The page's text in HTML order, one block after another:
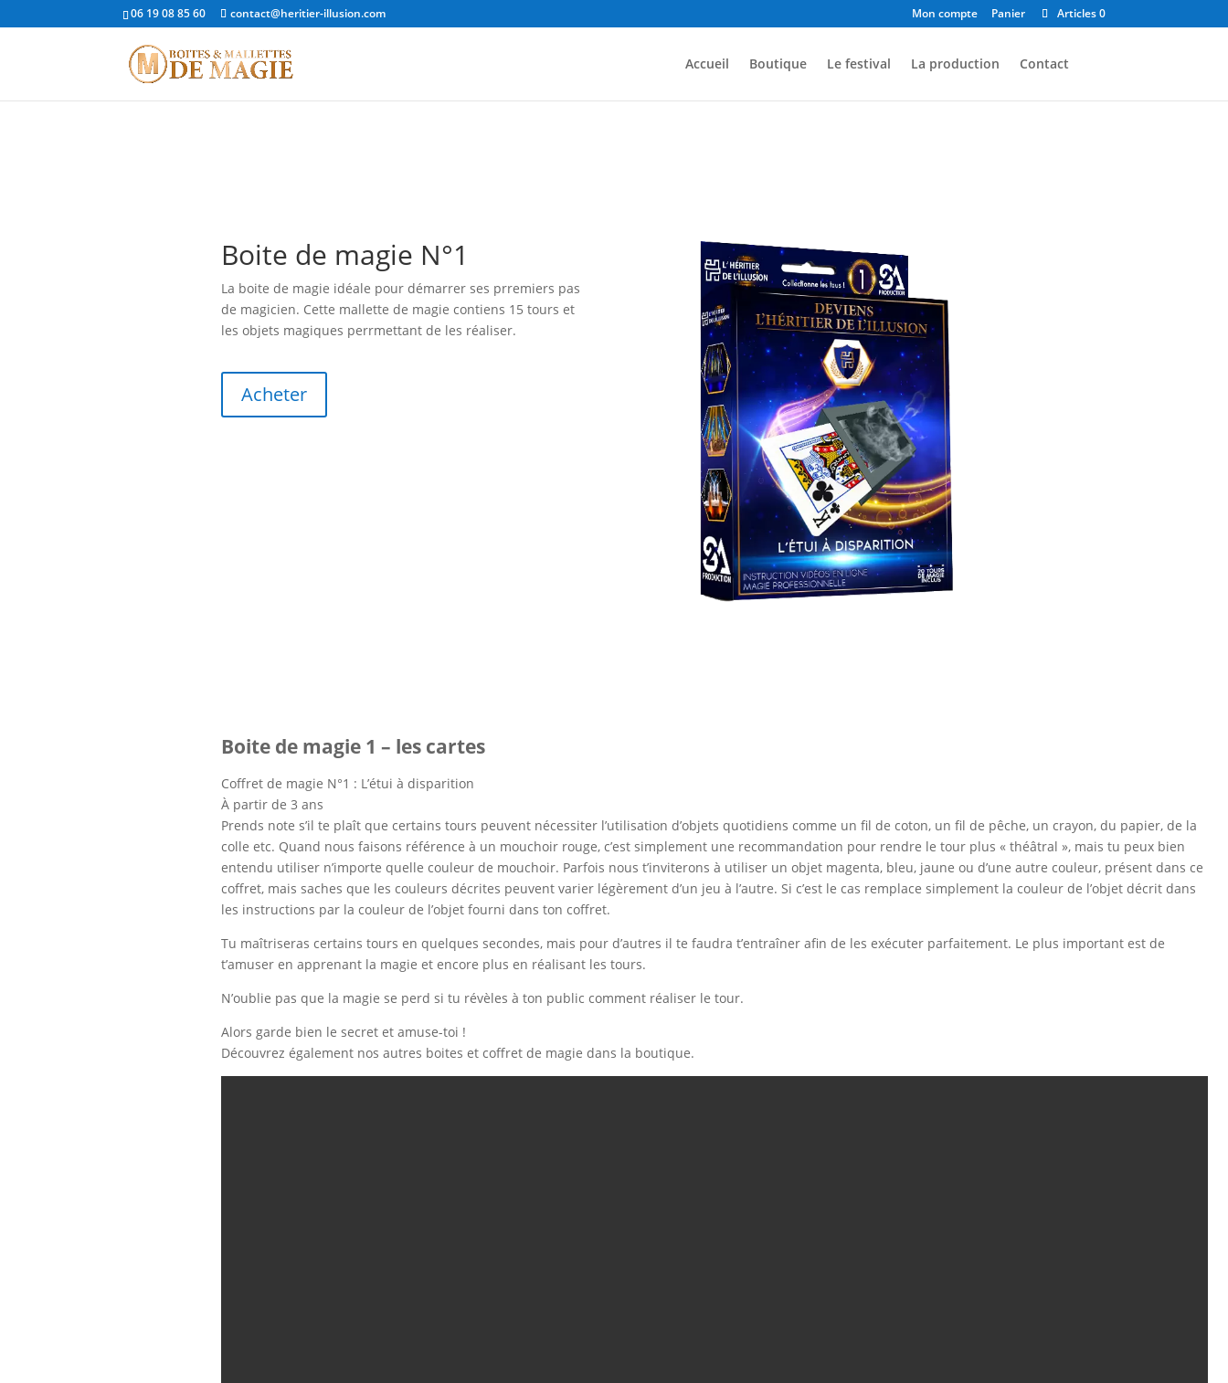
06 19 08 85 60 contact@heritier-illusion.com Mon compte Panier Articles 0
Accueil Boutique Le festival La production Contact
Boite de magie N°1
La boite de magie idéale pour démarrer ses prremiers pas
de magicien. Cette mallette de magie contiens 15 tours et
les objets magiques perrmettant de les réaliser.
Acheter
Boite de magie 1 – les cartes
Coffret de magie N°1 : L’étui à disparition
À partir de 3 ans
Prends note s’il te plaît que certains tours peuvent nécessiter l’utilisation d’objets quotidiens comme un fil de coton, un fil de pêche, un crayon, du papier, de la
colle etc. Quand nous faisons référence à un mouchoir rouge, c’est simplement une recommandation pour rendre le tour plus « théâtral », mais tu peux bien
entendu utiliser n’importe quelle couleur de mouchoir. Parfois nous t’inviterons à utiliser un objet magenta, bleu, jaune ou d’une autre couleur, présent dans ce
coffret, mais saches que les couleurs décrites peuvent varier légèrement d’un jeu à l’autre. Si c’est le cas remplace simplement la couleur de l’objet décrit dans
les instructions par la couleur de l’objet fourni dans ton coffret.
Tu maîtriseras certains tours en quelques secondes, mais pour d’autres il te faudra t’entraîner afin de les exécuter parfaitement. Le plus important est de
t’amuser en apprenant la magie et encore plus en réalisant les tours.
N’oublie pas que la magie se perd si tu révèles à ton public comment réaliser le tour.
Alors garde bien le secret et amuse-toi !
Découvrez également nos autres boites et coffret de magie dans la boutique.